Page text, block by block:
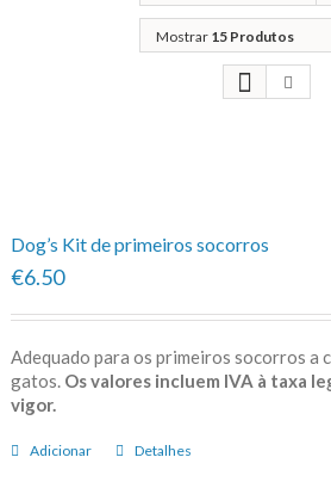
Mostrar 15 Produtos
Dog’s Kit de primeiros socorros
€6.50
Adequado para os primeiros socorros a
gatos. Os valores incluem IVA à taxa
vigor.
Adicionar Detalhes